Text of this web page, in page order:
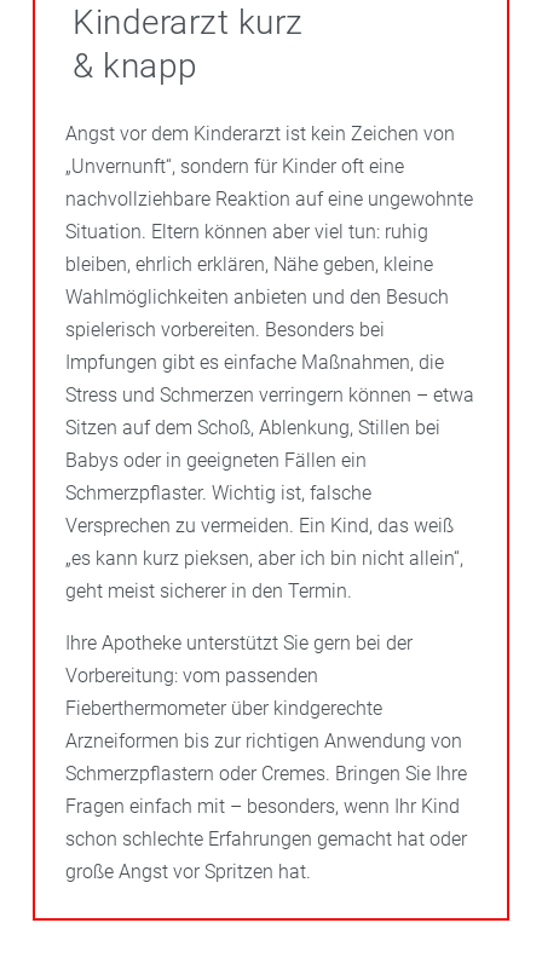
Kinderarzt kurz
& knapp
Angst vor dem Kinderarzt ist kein Zeichen von
„Unvernunft“, sondern für Kinder oft eine
nachvollziehbare Reaktion auf eine ungewohnte
Situation. Eltern können aber viel tun: ruhig
bleiben, ehrlich erklären, Nähe geben, kleine
Wahlmöglichkeiten anbieten und den Besuch
spielerisch vorbereiten. Besonders bei
Impfungen gibt es einfache Maßnahmen, die
Stress und Schmerzen verringern können – etwa
Sitzen auf dem Schoß, Ablenkung, Stillen bei
Babys oder in geeigneten Fällen ein
Schmerzpflaster. Wichtig ist, falsche
Versprechen zu vermeiden. Ein Kind, das weiß
„es kann kurz pieksen, aber ich bin nicht allein“,
geht meist sicherer in den Termin.
Ihre Apotheke unterstützt Sie gern bei der
Vorbereitung: vom passenden
Fieberthermometer über kindgerechte
Arzneiformen bis zur richtigen Anwendung von
Schmerzpflastern oder Cremes. Bringen Sie Ihre
Fragen einfach mit – besonders, wenn Ihr Kind
schon schlechte Erfahrungen gemacht hat oder
große Angst vor Spritzen hat.